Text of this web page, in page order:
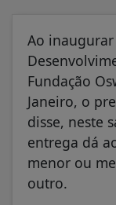
Ao
Fundação
Janeiro, o
disse, neste
entrega dá
menor ou
outro.